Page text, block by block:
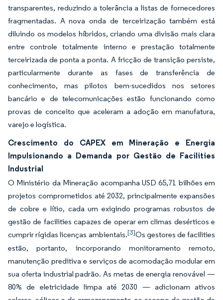
transparentes, reduzindo a tolerância a listas de fornecedores
fragmentadas. A nova onda de terceirização também está
diluindo os modelos híbridos, criando uma divisão mais clara
entre controle totalmente interno e prestação totalmente
terceirizada de ponta a ponta. A fricção de transição persiste,
particularmente durante as fases de transferência de
conhecimento, mas pilotos bem-sucedidos nos setores
bancário e de telecomunicações estão funcionando como
provas de conceito que aceleram a adoção em manufatura,
varejo e logística.
Crescimento do CAPEX em Mineração e Energia
Impulsionando a Demanda por Gestão de Facilities
Industrial
O Ministério da Mineração acompanha USD 65,71 bilhões em
projetos comprometidos até 2032, principalmente expansões
de cobre e lítio, cada um exigindo programas robustos de
gestão de facilities capazes de operar em climas desérticos e
cumprir rígidas licenças ambientais.[3]Os gestores de facilities
estão, portanto, incorporando monitoramento remoto,
manutenção preditiva e serviços de acomodação modular em
sua oferta industrial padrão. As metas de energia renovável —
80% de eletricidade limpa até 2030 — adicionam ativos